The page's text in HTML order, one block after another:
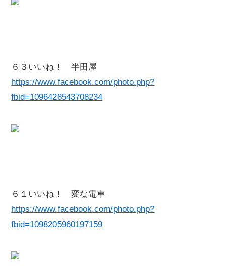
６３いいね！ 半田屋
https://www.facebook.com/photo.php?
fbid=1096428543708234
６１いいね！ 変な電車
https://www.facebook.com/photo.php?
fbid=1098205960197159